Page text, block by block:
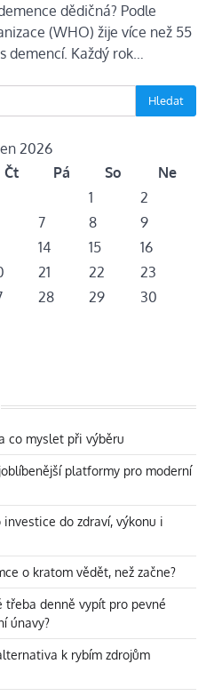
dědičná? Podle
(WHO) žije více než 55
demencí. Každý rok…
2026
Čt Pá So
Ne
1
2
7 8
9
14 15
16
21 22
23
28 29
30
co myslet při výběru
platformy pro moderní
investice do zdraví, výkonu i
o kratom vědět, než začne?
třeba denně vypít pro pevné
únavy?
k rybím zdrojům